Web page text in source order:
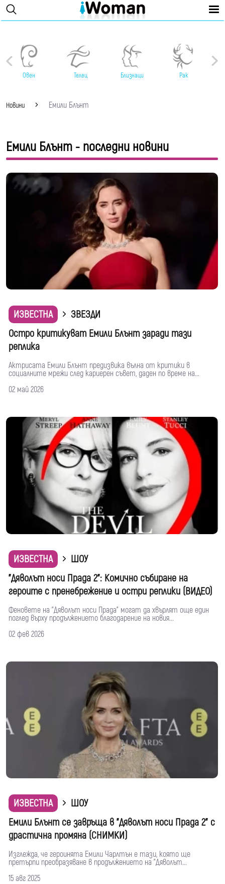
Овен Телец Близнаци Рак
Новини Емили Блънт
Емили Блънт - последни новини
ИЗВЕСТНА
ЗВЕЗДИ
Остро критикуват Емили Блънт заради тази
реплика
Актрисата Емили Блънт предизвика вълна от критики в
социалните мрежи след кариерен съвет, даден по време на...
02 май 2026
ИЗВЕСТНА
ШОУ
"Дяволът носи Прада 2": Комично събиране на
героите с пренебрежение и остри реплики (ВИДЕО)
Феновете на "Дяволът носи Прада" могат да хвърлят още един
поглед върху продължението благодарение на новия...
02 фев 2026
ИЗВЕСТНА
ШОУ
Емили Блънт се завръща в "Дяволът носи Прада 2" с
драстична промяна (СНИМКИ)
Изглежда, че героинята Емили Чарлтън е тази, която ще
претърпи преобразяване в продължението на "Дяволът...
15 авг 2025